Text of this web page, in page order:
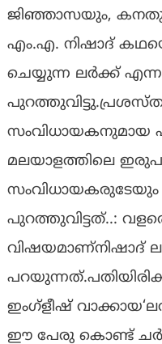
ജിഞ്ഞാസയും,
എം.എ. നിഷാദ്
ചെയ്യുന്ന ലർക്ക് എന്ന
സംവിധായകനുമായ
മലയാളത്തിലെ
സംവിധായകരുടേയും
പുറത്തുവിട്ടത്..:
വിഷയമാണ്നിഷാദ്
ഇംഗ്ളീഷ്
ഈ പേരു കൊണ്ട്